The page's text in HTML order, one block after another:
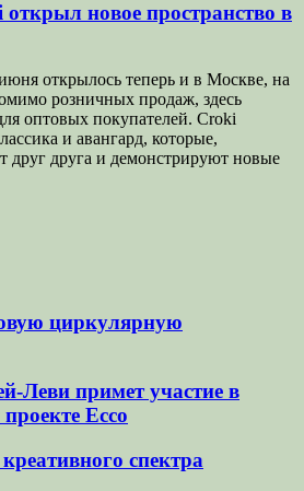
новое пространство в
открылось теперь и в Москве, на
розничных продаж, здесь
оптовых покупателей. Croki
и авангард, которые,
друг друга и демонстрируют новые
циркулярную
Леви примет участие в
Ecco
спектра